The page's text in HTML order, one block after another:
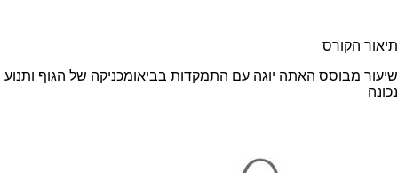
תיאור הקורס
שיעור מבוסס האתה יוגה עם התמקדות בביאומכניקה של הגוף ותנוע
נכונה